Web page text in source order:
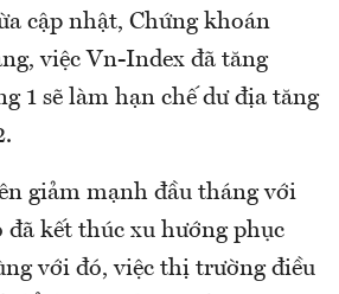
cập nhật, Chứng khoán
việc Vn-Index đã tăng
1 sẽ làm hạn chế dư địa tăng
giảm mạnh đầu tháng với
kết thúc xu hướng phục
với đó, việc thị trường điều